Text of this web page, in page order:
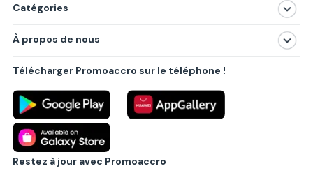
Catégories
Produits
Villes principales
À propos de nous
Politique de confidentialité
Règlements
Partenariat B2B
Blog
Contact
Télécharger Promoaccro sur le téléphone !
Restez à jour avec Promoaccro